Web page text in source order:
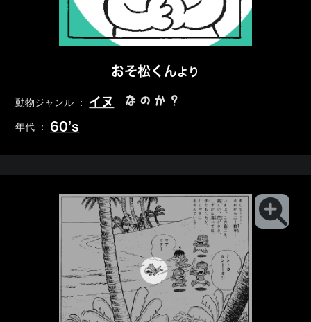
おそ松くんより
動物ジャンル ： イヌ なのか？
年代 ： 60’s